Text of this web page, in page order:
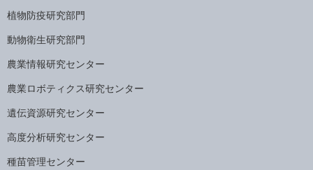
植物防疫研究部門
動物衛生研究部門
農業情報研究センター
農業ロボティクス研究センター
遺伝資源研究センター
高度分析研究センター
種苗管理センター